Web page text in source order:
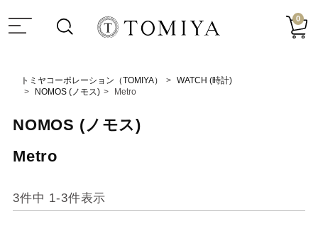
0
トミヤコーポレーション（TOMIYA）
WATCH (時計)
NOMOS (ノモス)
Metro
NOMOS (ノモス)
Metro
3件中 1-3件表示